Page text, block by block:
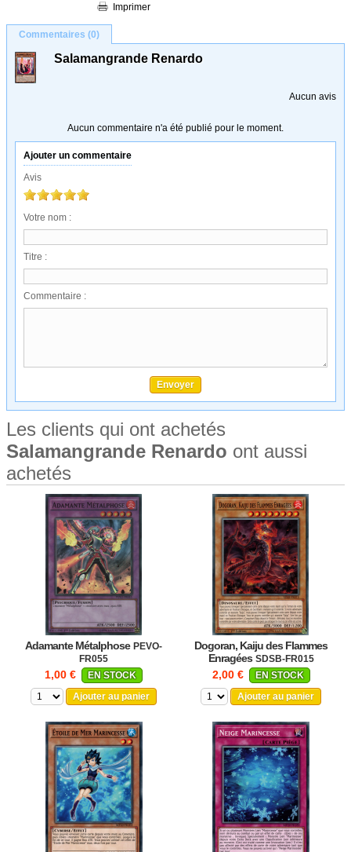
Imprimer
Commentaires (0)
Salamangrande Renardo
Aucun avis
Aucun commentaire n'a été publié pour le moment.
Ajouter un commentaire
Avis
Votre nom :
Titre :
Commentaire :
Les clients qui ont achetés
Salamangrande Renardo ont aussi
achetés
Adamante Métalphose PEVO-
FR055
1,00 €
EN STOCK
Ajouter au panier
Dogoran, Kaiju des Flammes
Enragées SDSB-FR015
2,00 €
EN STOCK
Ajouter au panier